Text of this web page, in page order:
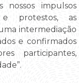
nossos impulsos
e protestos, as
intermediação
e confirmados
participantes,